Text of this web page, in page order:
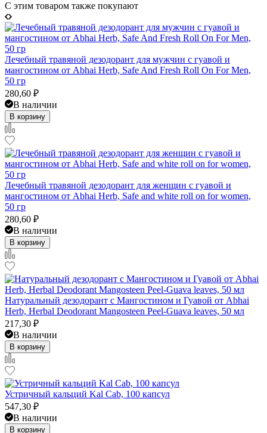
C этим товаром также покупают
Лечебный травяной дезодорант для мужчин с гуавой и
мангостином от Abhai Herb, Safe And Fresh Roll On For Men,
50 гр
280,60 ₽
В наличии
В корзину
Лечебный травяной дезодорант для женщин с гуавой и
мангостином от Abhai Herb, Safe and white roll on for women,
50 гр
280,60 ₽
В наличии
В корзину
Натуральный дезодорант с Мангостином и Гуавой от Abhai
Herb, Herbal Deodorant Mangosteen Peel-Guava leaves, 50 мл
217,30 ₽
В наличии
В корзину
Устричный кальций Kal Cab, 100 капсул
547,30 ₽
В наличии
В корзину